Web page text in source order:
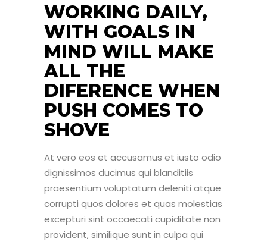
WORKING DAILY,
WITH GOALS IN
MIND WILL MAKE
ALL THE
DIFERENCE WHEN
PUSH COMES TO
SHOVE
At vero eos et accusamus et iusto odio
dignissimos ducimus qui blanditiis
praesentium voluptatum deleniti atque
corrupti quos dolores et quas molestias
excepturi sint occaecati cupiditate non
provident, similique sunt in culpa qui